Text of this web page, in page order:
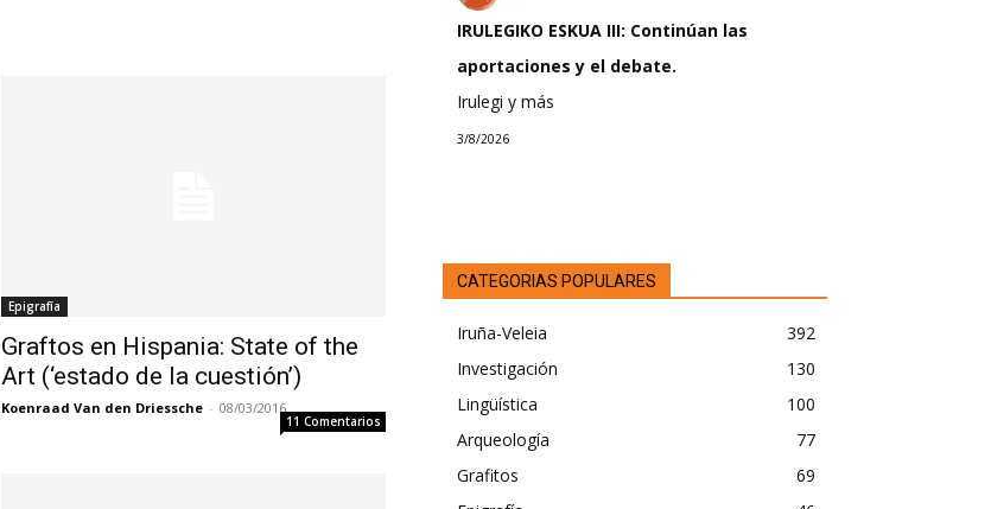
Epigrafía
Graftos en Hispania: State of the
Art (‘estado de la cuestión’)
Koenraad Van den Driessche - 08/03/2016
11 Comentarios
IRULEGIKO ESKUA III: Continúan las
aportaciones y el debate.
Irulegi y más
3/8/2026
CATEGORIAS POPULARES
Iruña-Veleia
392
Investigación
130
Lingüística
100
Arqueología
77
Grafitos
69